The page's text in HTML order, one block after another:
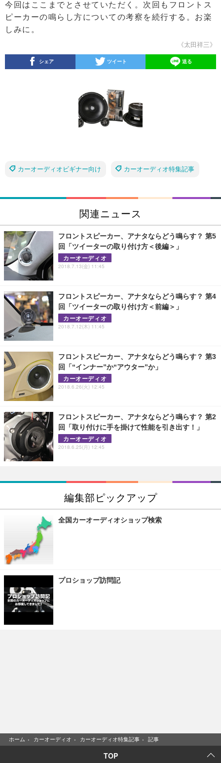
今回はここまでとさせていただく。次回もフロントス
ピーカーの鳴らし方についての考察を続行する。お楽
しみに。
《太田祥三》
シェア ツイート 送る
カーオーディオビギナー向け カーオーディオ特集記事
関連ニュース
フロントスピーカー、アナタならどう鳴らす？ 第5
回「ツイーターの取り付け方＜後編＞」
カーオーディオ
2018.7.13(金) 11:45
フロントスピーカー、アナタならどう鳴らす？ 第4
回「ツイーターの取り付け方＜前編＞」
カーオーディオ
2018.7.12(木) 11:45
フロントスピーカー、アナタならどう鳴らす？ 第3
回「“インナー”か“アウター”か」
カーオーディオ
2018.6.26(火) 12:45
フロントスピーカー、アナタならどう鳴らす？ 第2
回「取り付けに手を掛けて性能を引き出す！」
カーオーディオ
2018.6.25(月) 12:45
編集部ピックアップ
全国カーオーディオショップ検索
プロショップ訪問記
ホーム › カーオーディオ › カーオーディオ特集記事 › 記事
TOP